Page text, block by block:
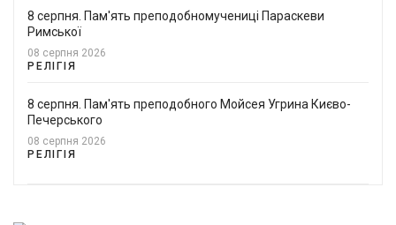
8 серпня. Пам'ять преподобномучениці Параскеви
Римської
08 серпня 2026
РЕЛІГІЯ
8 серпня. Пам'ять преподобного Мойсея Угрина Києво-
Печерського
08 серпня 2026
РЕЛІГІЯ